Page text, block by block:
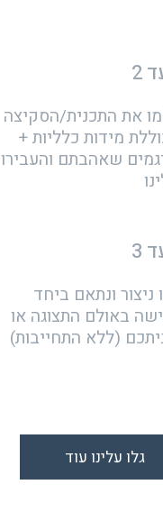
2
את התכנית/הסקיצה
מידות כלליות +
שאהבתם והעבירו
3
ניצור ונתאם ביחד
באולם התצוגה או
(ללא התחייבות)
גלו עלינו עוד